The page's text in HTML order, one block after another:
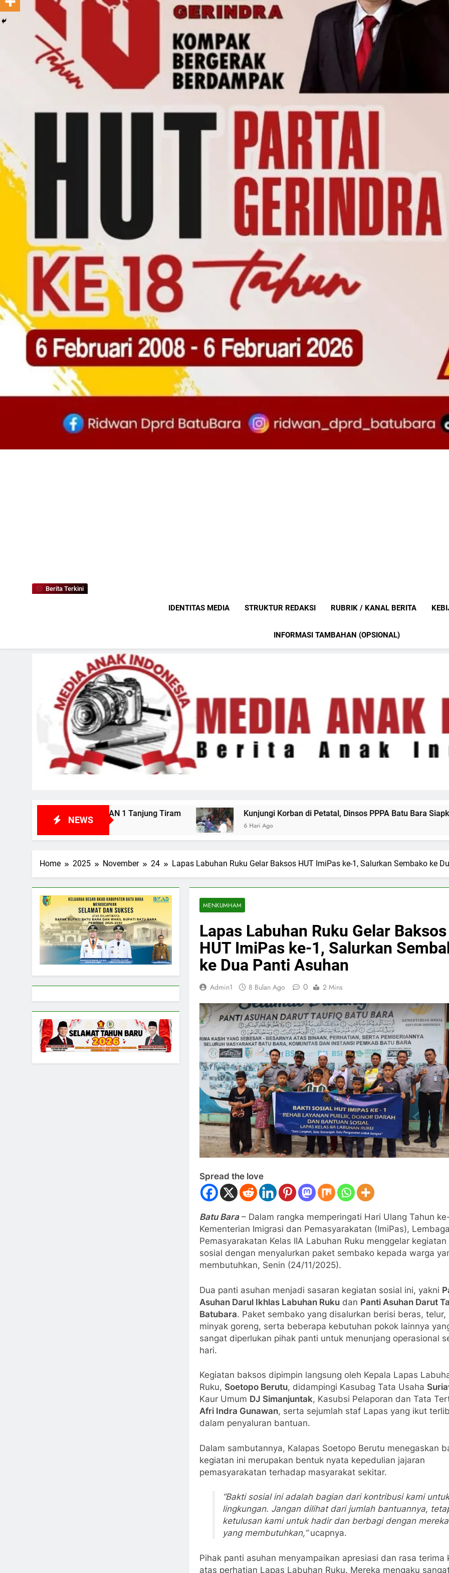
Berita Terkini
IDENTITAS MEDIA STRUKTUR REDAKSI RUBRIK / KANAL BERITA
INFORMASI TAMBAHAN (OPSIONAL)
NEWS
1 Tanjung Tiram Kunjungi Korban di Petatal, Dinsos PPPA Batu Bara Siapkan Pendampingan
Home 2025 November 24 Lapas Labuhan Ruku Gelar Baksos HUT ImiPas ke-1, Salurkan Sembako ke
MENKUMHAM
Lapas Labuhan Ruku Gelar Baksos
HUT ImiPas ke-1, Salurkan
ke Dua Panti Asuhan
Admin1 8 Bulan Ago 0 2 Mins
Spread the love
Batu Bara– Dalam rangka memperingati Hari Ulang Tahun
Kementerian Imigrasi dan Pemasyarakatan (ImiPas),
Pemasyarakatan Kelas IIA Labuhan Ruku menggelar
sosial dengan menyalurkan paket sembako kepada warga
membutuhkan, Senin (24/11/2025).
Dua panti asuhan menjadi sasaran kegiatan sosial ini, yakni
Asuhan Darul Ikhlas Labuhan Ruku dan Panti Asuhan Darut
Batubara. Paket sembako yang disalurkan berisi beras, telur,
minyak goreng, serta beberapa kebutuhan pokok lainnya
sangat diperlukan pihak panti untuk menunjang operasional
hari.
Kegiatan baksos dipimpin langsung oleh Kepala Lapas
Ruku, Soetopo Berutu, didampingi Kasubag Tata Usaha
Kaur Umum DJ Simanjuntak, Kasubsi Pelaporan dan Tata
Afri Indra Gunawan, serta sejumlah staf Lapas yang ikut
dalam penyaluran bantuan.
Dalam sambutannya, Kalapas Soetopo Berutu menegaskan
kegiatan ini merupakan bentuk nyata kepedulian jajaran
pemasyarakatan terhadap masyarakat sekitar.
“Bakti sosial ini adalah bagian dari kontribusi kami untuk
lingkungan. Jangan dilihat dari jumlah bantuannya,
ketulusan kami untuk hadir dan berbagi dengan mereka
yang membutuhkan,”ucapnya.
Pihak panti asuhan menyampaikan apresiasi dan rasa terima
atas perhatian Lapas Labuhan Ruku. Mereka mengaku